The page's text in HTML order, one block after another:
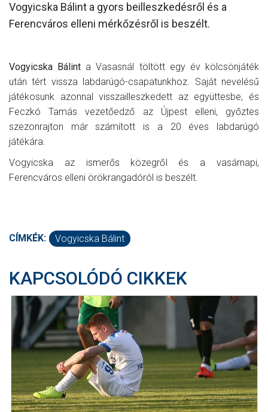
Vogyicska Bálint a gyors beilleszkedésről és a
Ferencváros elleni mérkőzésről is beszélt.
Vogyicska Bálint a Vasasnál töltött egy év kölcsönjáték
után tért vissza labdarúgó-csapatunkhoz. Saját nevelésű
játékosunk azonnal visszailleszkedett az együttesbe, és
Feczkó Tamás vezetőedző az Újpest elleni, győztes
szezonrajton már számított is a 20 éves labdarúgó
játékára.
Vogyicska az ismerős közegről és a vasárnapi,
Ferencváros elleni örökrangadóról is beszélt.
CÍMKÉK: Vogyicska Bálint
KAPCSOLÓDÓ CIKKEK